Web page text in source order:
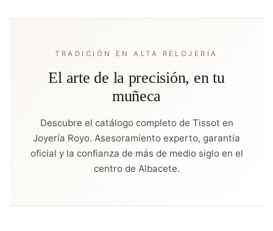
TRADICIÓN EN ALTA RELOJERÍA
El arte de la precisión, en tu
muñeca
Descubre el catálogo completo de Tissot en
Joyería Royo. Asesoramiento experto, garantía
oficial y la confianza de más de medio siglo en el
centro de Albacete.